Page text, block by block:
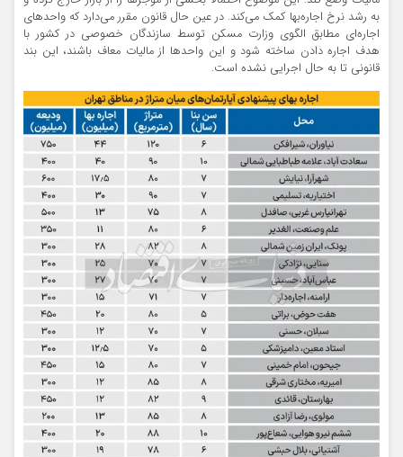
به رشد نرخ اجاره‌‌بها کمک می‌کند. در عین حال قانون مقرر می‌دارد که واحدهای
اجاره‌‌ای مطابق الگوی وزارت مسکن توسط سازندگان خصوصی در کشور با
هدف اجاره دادن ساخته شود و این واحدها از مالیات معاف باشند، این بند
قانونی تا به حال اجرایی نشده است.